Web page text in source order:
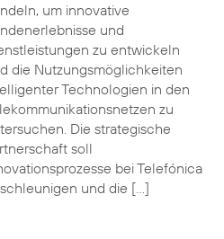
um innovative
und
zu entwickeln
die Nutzungsmöglichkeiten
Technologien in den
zu
Die strategische
soll
bei Telefónica
und die […]